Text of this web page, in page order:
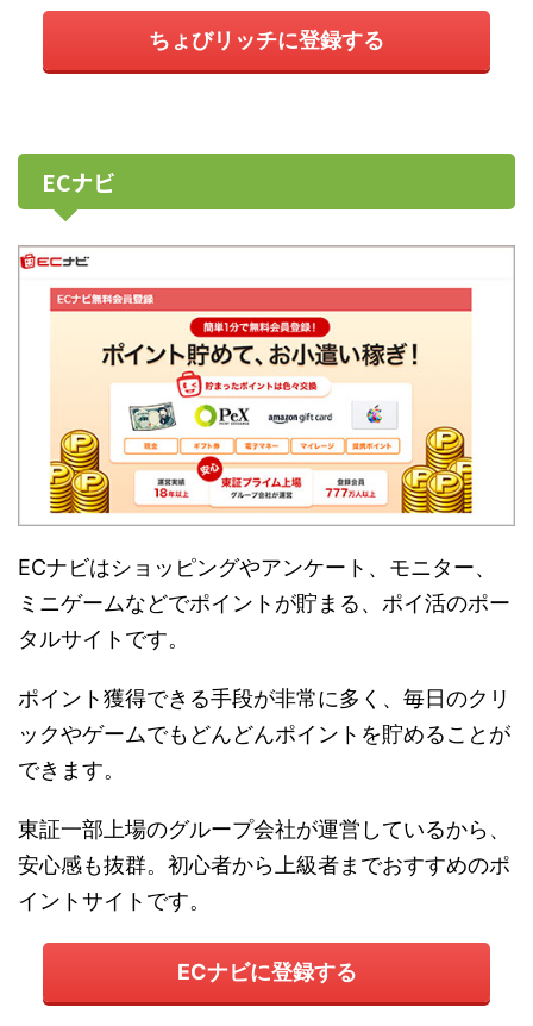
ちょびリッチに登録する
ECナビ
ECナビはショッピングやアンケート、モニター、
ミニゲームなどでポイントが貯まる、ポイ活のポー
タルサイトです。
ポイント獲得できる手段が非常に多く、毎日のクリ
ックやゲームでもどんどんポイントを貯めることが
できます。
東証一部上場のグループ会社が運営しているから、
安心感も抜群。初心者から上級者までおすすめのポ
イントサイトです。
ECナビに登録する